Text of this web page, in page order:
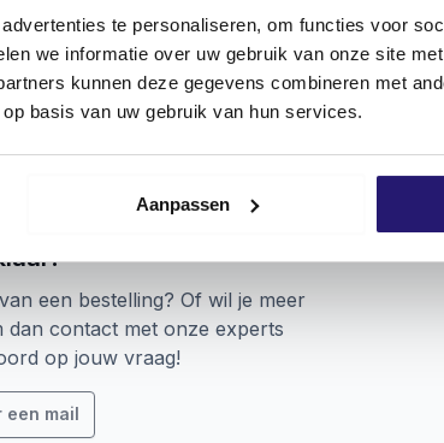
te personaliseren, om functies voor
we informatie over uw gebruik van onze site
kunnen deze gegevens combineren met
basis van uw gebruik van hun services.
Aanpassen
aansluiting hebben
een bestelling? Of wil je meer
contact met onze experts
op jouw vraag!
een mail